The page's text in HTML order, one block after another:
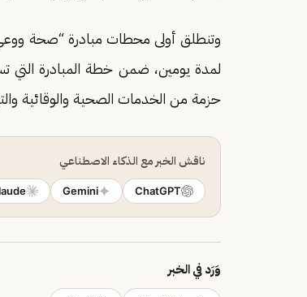
وتنطلق أولى محطات مبادرة “صحة
لمدة يومين، ضمن خطة المبادرة التي
حزمة من الخدمات الصحية والوقائية
ناقش الخبر مع الذكاء الاصطناعي
ChatGPT
Gemini
وَرَد في الخبر